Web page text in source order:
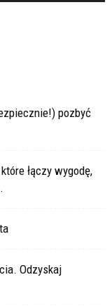
pozbyć
łączy wygodę,
Odzyskaj